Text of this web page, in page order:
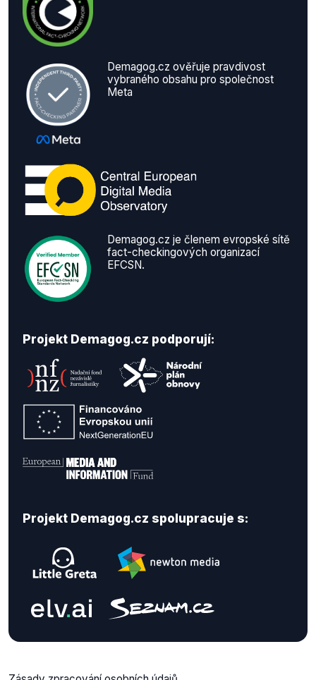
Demagog.cz ověřuje pravdivost
vybraného obsahu pro společnost
Meta
Demagog.cz je členem evropské sítě
fact-checkingových organizací
EFCSN.
Projekt Demagog.cz podporují:
Projekt Demagog.cz spolupracuje s: